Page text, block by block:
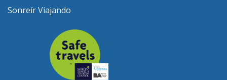
Sonreír Viajando